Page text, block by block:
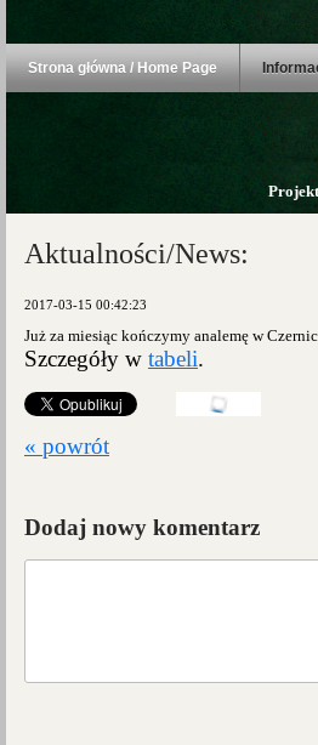
Strona główna / Home Page
Aktualności/News:
2017-03-15 00:42:23
Już za miesiąc kończymy analemę w
Szczegóły w tabeli.
« powrót
Dodaj nowy komentarz